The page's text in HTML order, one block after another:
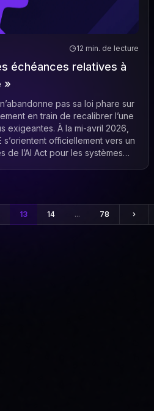
12 min. de lecture
échéances relatives à
»
pas sa loi phare sur
en train de recalibrer l’une
exigeantes. À la mi-avril 2026,
s’orientent officiellement vers un
de l’AI Act pour les systèmes
13 14 ... 78